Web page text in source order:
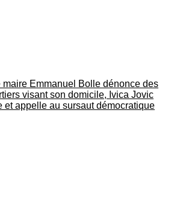
maire Emmanuel Bolle dénonce des
visant son domicile, Ivica Jovic
et appelle au sursaut démocratique